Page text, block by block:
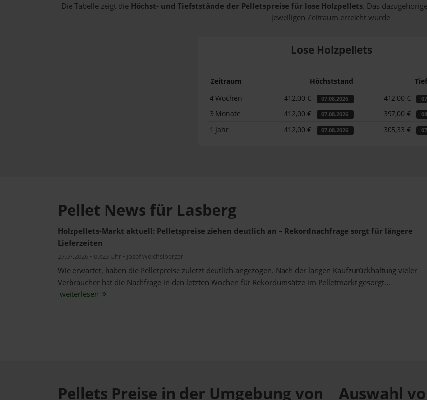
Die Tabelle zeigt die Höchst- und Tiefststände der Pelletspreise für lose Holzpellets. Das
jeweiligen Zeitraum erreicht wurde.
Lose Holzpellets
Zeitraum Höchststand
4 Wochen
412,00 € 07.08.2026 412,00 €
3 Monate 412,00 € 07.08.2026 397,00 €
1 Jahr 412,00 € 07.08.2026 305,33 €
Pellet News für Lasberg
Holzpellets-Markt aktuell: Pelletspreise ziehen deutlich an – Rekordnachfrage sorgt für längere
Lieferzeiten
27.07.2026 • 09:23 Uhr • Josef Weichslberger
Wie erwartet, haben die Pelletpreise zuletzt deutlich angezogen. Nach der langen Kaufzurückhaltung vieler
Verbraucher hat die Nachfrage in den letzten Wochen für Rekordumsätze im Pelletmarkt gesorgt....
weiterlesen
Pellets Preise in der Umgebung von Auswahl